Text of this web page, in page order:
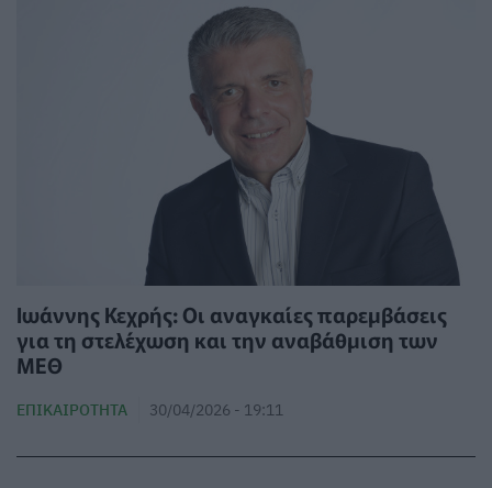
Ιωάννης Κεχρής: Οι αναγκαίες παρεμβάσεις
για τη στελέχωση και την αναβάθμιση των
ΜΕΘ
ΕΠΙΚΑΙΡΌΤΗΤΑ 30/04/2026 - 19:11